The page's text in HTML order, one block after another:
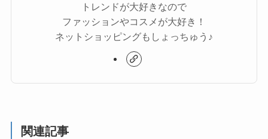
トレンドが大好きなので
ファッションやコスメが大好き！
ネットショッピングもしょっちゅう♪
関連記事